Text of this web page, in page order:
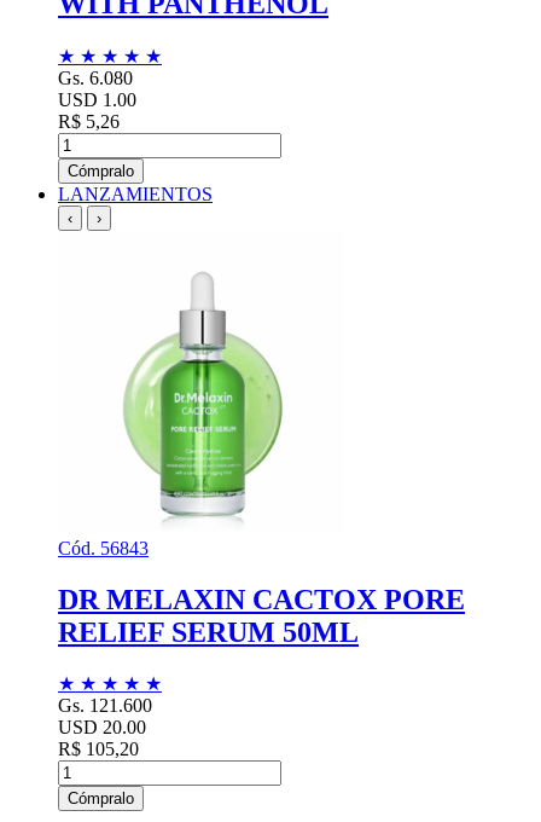
★ ★ ★ ★ ★
Gs. 6.080
USD 1.00
R$ 5,26
Cómpralo
LANZAMIENTOS
‹ ›
Cód. 56843
DR MELAXIN CACTOX PORE
RELIEF SERUM 50ML
★ ★ ★ ★ ★
Gs. 121.600
USD 20.00
R$ 105,20
Cómpralo